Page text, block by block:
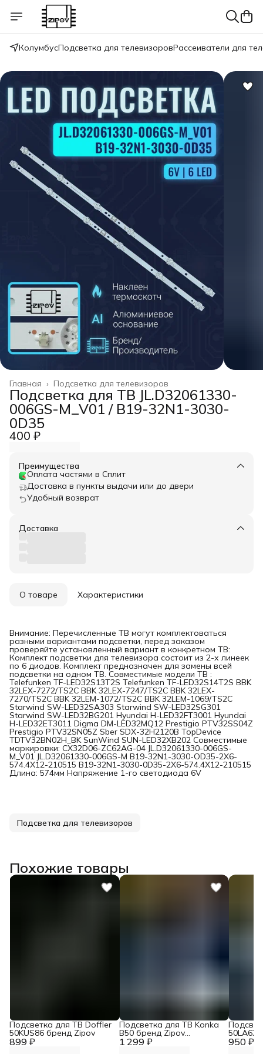
КолумбусПодсветка для телевизоровРассеиватели для
Подсветка для телевизоров
Главная ›
Подсветка для ТВ JL.D32061330-
006GS-M_V01 / B19-32N1-3030-
0D35
400 ₽
Преимущества
Оплата частями в Сплит
Доставка в пункты выдачи или до двери
Удобный возврат
Доставка
О товаре Характеристики
Внимание: Перечисленные ТВ могут комплектоваться
разными вариантами подсветки, перед заказом
проверяйте установленный вариант в конкретном ТВ:
Комплект подсветки для телевизора состоит из 2-х линеек
по 6 диодов. Комплект предназначен для замены всей
подсветки на одном ТВ. Совместимые модели ТВ :
Telefunken TF-LED32S13T2S Telefunken TF-LED32S14T2S BBK
32LEX-7272/TS2C BBK 32LEX-7247/TS2C BBK 32LEX-
7270/TS2C BBK 32LEM-1072/TS2C BBK 32LEM-1069/TS2C
Starwind SW-LED32SA303 Starwind SW-LED32SG301
Starwind SW-LED32BG201 Hyundai H-LED32FT3001 Hyundai
H-LED32ET3011 Digma DM-LED32MQ12 Prestigio PTV32SS04Z
Prestigio PTV32SN05Z Sber SDX-32H2120B TopDevice
TDTV32BN02H_BK SunWind SUN-LED32XB202 Совместимые
маркировки: CX32D06-ZC62AG-04 JL.D32061330-006GS-
M_V01 JL.D32061330-006GS-M B19-32N1-3030-OD35-2X6-
574.4X12-210515 B19-32N1-3030-0D35-2X6-574.4X12-210515
Длина: 574мм Напряжение 1-го cветодиода 6V
Подсветка для телевизоров
Похожие товары
899 ₽
Подсветка для ТВ Doffler
50KUS86 бренд Zipov
1 299 ₽
Подсветка для ТВ Konka
B50 бренд Zipov
(комплект) 950 ₽